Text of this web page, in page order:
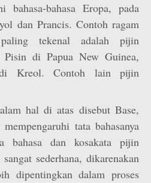
bahasa-bahasa Eropa, pada
dan Prancis. Contoh ragam
tekenal adalah pijin
Pisin di Papua New Guinea,
Kreol. Contoh lain pijin
hal di atas disebut Base,
tata bahasanya
bahasa dan kosakata pijin
sederhana, dikarenakan
dipentingkan dalam proses